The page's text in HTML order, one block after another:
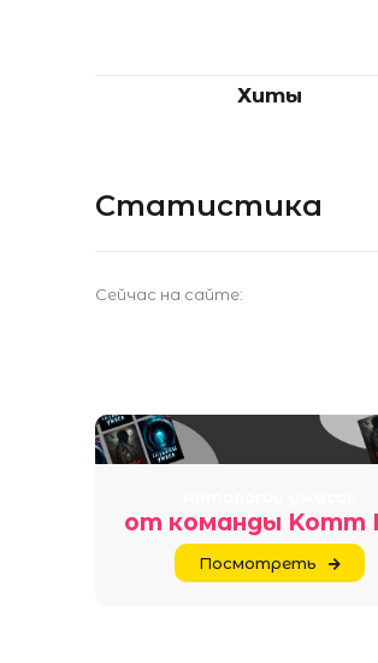
Хиты
Статистика
Сейчас на сайте:
от команды Komm
Посмотреть